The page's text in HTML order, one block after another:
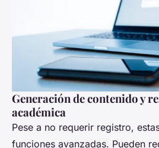
Generación de contenido y
académica
Pese a no requerir registro,
funciones avanzadas. Pueden